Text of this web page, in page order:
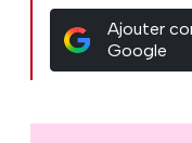
Ajouter
Google